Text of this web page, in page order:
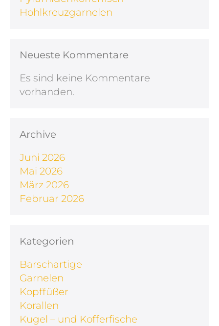
Hohlkreuzgarnelen
Neueste Kommentare
Es sind keine Kommentare
vorhanden.
Archive
Juni 2026
Mai 2026
März 2026
Februar 2026
Kategorien
Barschartige
Garnelen
Kopffüßer
Korallen
Kugel – und Kofferfische